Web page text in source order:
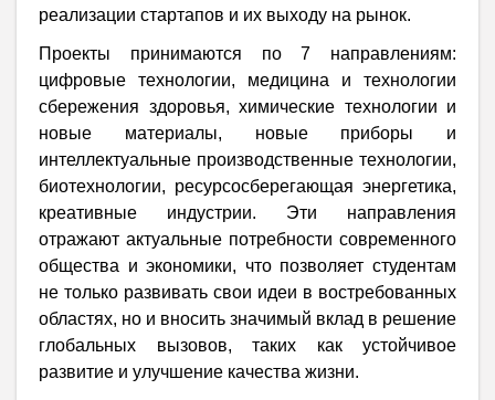
реализации стартапов и их выходу на рынок.
Проекты принимаются по 7 направлениям:
цифровые технологии, медицина и технологии
сбережения здоровья, химические технологии и
новые материалы, новые приборы и
интеллектуальные производственные технологии,
биотехнологии, ресурсосберегающая энергетика,
креативные индустрии. Эти направления
отражают актуальные потребности современного
общества и экономики, что позволяет студентам
не только развивать свои идеи в востребованных
областях, но и вносить значимый вклад в решение
глобальных вызовов, таких как устойчивое
развитие и улучшение качества жизни.